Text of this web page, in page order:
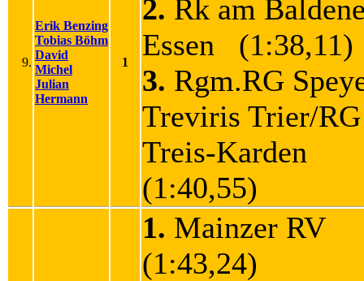
9.
Erik Benzing
Tobias Böhm
David
Michel
Julian
Hermann
1
2. Rk am
Essen (1:38,11)
3. Rgm.RG
Treviris Trier/RG
Treis-Karden
(1:40,55)
1. Mainzer RV
(1:43,24)